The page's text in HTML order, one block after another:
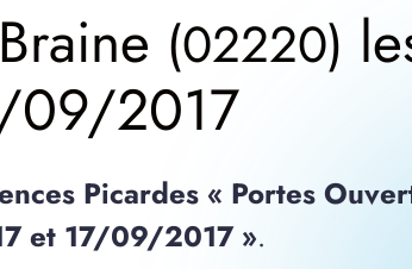
Braine (02220)
09/2017
Picardes « Portes
et 17/09/2017 ».